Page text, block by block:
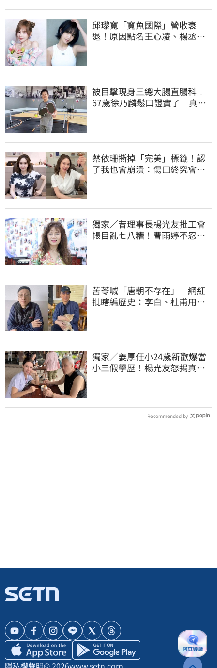
邱瓈寬「寬魚國際」營收衰
退！原因點名王心凌、楊丞琳
被目擊現身三總大腸直腸科！
67歲徐乃麟鬆口證實了 真實
蔡依珊撕掉「完美」標籤！認
了我也會崩潰：傷口終究會癒
獨家／昔理事長楊光友批工會
帳目亂七八糟！曹雨婷不忍
苦苓喊「唐朝不存在」 網紅
批瞎編歷史：李白、杜甫用鮮
獨家／姜厚任小24歲新歡爆當
小三假學歷！楊光友怒揭真實
Recommended by
隱私權聲明© 2026www.setn.com